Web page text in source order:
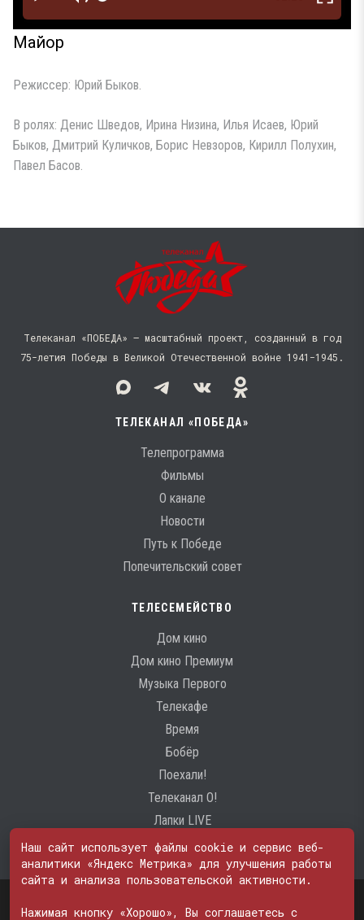
Майор
Режиссер: Юрий Быков.
В ролях: Денис Шведов, Ирина Низина, Илья Исаев, Юрий
Быков, Дмитрий Куличков, Борис Невзоров, Кирилл Полухин,
Павел Басов.
Телеканал «ПОБЕДА» — масштабный проект, созданный в год
75-летия Победы в Великой Отечественной войне 1941−1945.
ТЕЛЕКАНАЛ «ПОБЕДА»
Телепрограмма
Фильмы
О канале
Новости
Путь к Победе
Попечительский совет
ТЕЛЕСЕМЕЙСТВО
Дом кино
Дом кино Премиум
Музыка Первого
Телекафе
Время
Бобёр
Поехали!
Телеканал О!
Лапки LIVE
№ ФС 77 - 74600
Наш сайт использует файлы cookie и сервис веб-
аналитики «Яндекс Метрика» для улучшения работы
сайта и анализа пользовательской активности.
Нажимая кнопку «Хорошо», Вы соглашаетесь с